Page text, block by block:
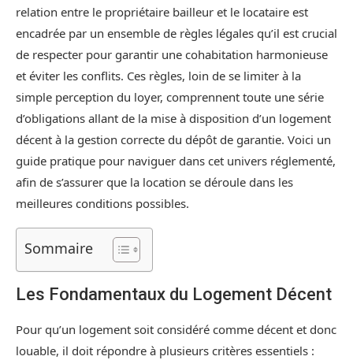
relation entre le propriétaire bailleur et le locataire est
encadrée par un ensemble de règles légales qu’il est crucial
de respecter pour garantir une cohabitation harmonieuse
et éviter les conflits. Ces règles, loin de se limiter à la
simple perception du loyer, comprennent toute une série
d’obligations allant de la mise à disposition d’un logement
décent à la gestion correcte du dépôt de garantie. Voici un
guide pratique pour naviguer dans cet univers réglementé,
afin de s’assurer que la location se déroule dans les
meilleures conditions possibles.
Sommaire
Les Fondamentaux du Logement Décent
Pour qu’un logement soit considéré comme décent et donc
louable, il doit répondre à plusieurs critères essentiels :